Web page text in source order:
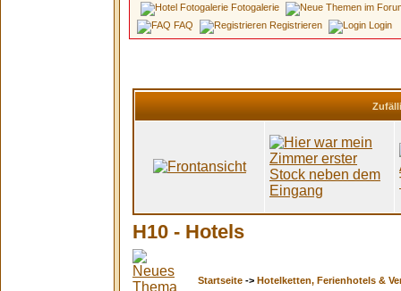
Fotogalerie
FAQ
Registrieren Login
H10 - Hotels
Startseite -> Hotelketten, Ferienhotels &